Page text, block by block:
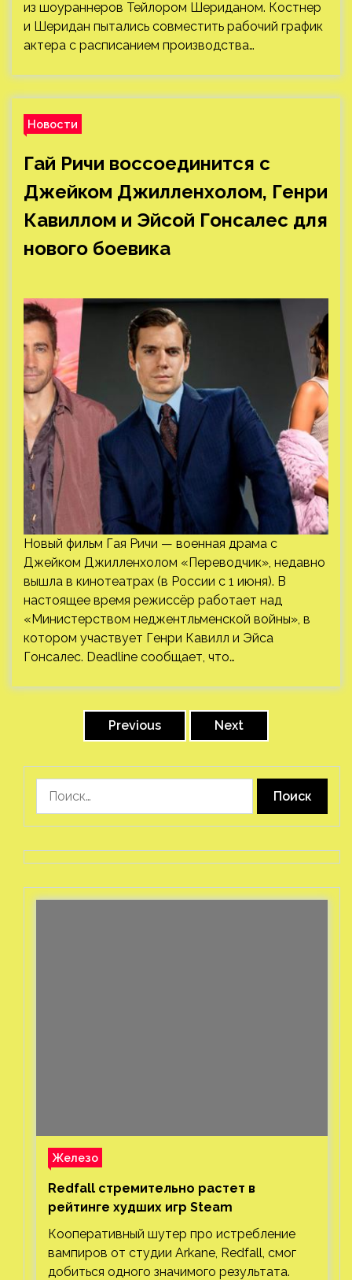
из шоураннеров Тейлором Шериданом. Костнер
и Шеридан пытались совместить рабочий график
актера с расписанием производства…
Новости
Гай Ричи воссоединится с
Джейком Джилленхолом, Генри
Кавиллом и Эйсой Гонсалес для
нового боевика
Новый фильм Гая Ричи — военная драма с
Джейком Джилленхолом «Переводчик», недавно
вышла в кинотеатрах (в России с 1 июня). В
настоящее время режиссёр работает над
«Министерством неджентльменской войны», в
котором участвует Генри Кавилл и Эйса
Гонсалес. Deadline сообщает, что…
Пагинация
Previous Next
Железо
Redfall стремительно растет в
рейтинге худших игр Steam
Кооперативный шутер про истребление
вампиров от студии Arkane, Redfall, смог
добиться одного значимого результата.